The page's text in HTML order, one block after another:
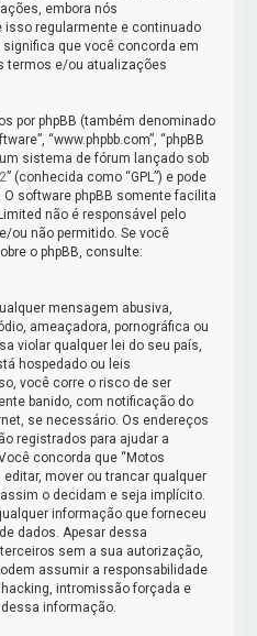
embora nós
regularmente e continuado
significa que você concorda em
termos e/ou atualizações
por phpBB (também denominado
“www.phpbb.com”, “phpBB
um sistema de fórum lançado sob
” (conhecida como “GPL”) e pode
. O software phpBB somente facilita
não é responsável pelo
ou não permitido. Se você
o phpBB, consulte:
mensagem abusiva,
ameaçadora, pornográfica ou
violar qualquer lei do seu país,
hospedado ou leis
você corre o risco de ser
banido, com notificação do
se necessário. Os endereços
registrados para ajudar a
concorda que “Motos
mover ou trancar qualquer
o decidam e seja implícito.
informação que forneceu
dados. Apesar dessa
sem a sua autorização,
assumir a responsabilidade
intromissão forçada e
informação.